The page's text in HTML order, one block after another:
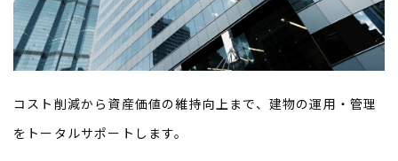
コスト削減から資産価値の維持向上まで、建物の運用・管理
をトータルサポートします。